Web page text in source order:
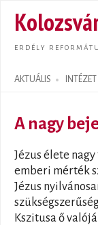
ERDÉLY
AKTUÁLIS INTÉZET
Search form
A nagy
Jézus élete
emberi mérték
Jézus
Kszitusa ő